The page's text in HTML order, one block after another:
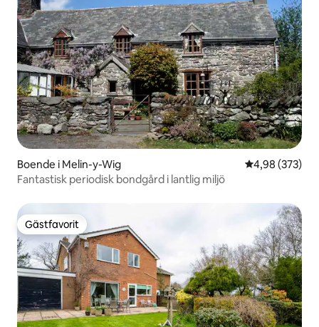
Boende i Melin-y-Wig 4,98 av 5 i
4,98 (373)
Fantastisk periodisk bondgård i lantlig miljö
Gästfavorit
Gästfavorit